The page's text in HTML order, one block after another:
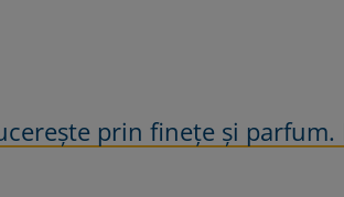
prin finețe și parfum.